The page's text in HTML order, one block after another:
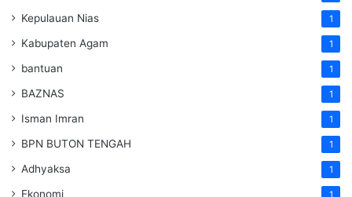
Kepulauan Nias 1
Kabupaten Agam 1
bantuan 1
BAZNAS 1
Isman Imran 1
BPN BUTON TENGAH 1
Adhyaksa 1
Ekonomi 1